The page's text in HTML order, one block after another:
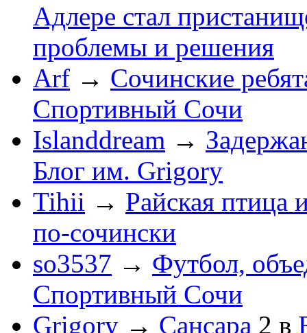
Адлере стал
проблемы и решения
Arf → Сочинские
Спортивный Сочи
Islanddream →
Блог им. Grigory
Tihii → Райская птица
по-cочински
so3537 → Футбол,
Спортивный Сочи
Grigory → Сансара 2 в